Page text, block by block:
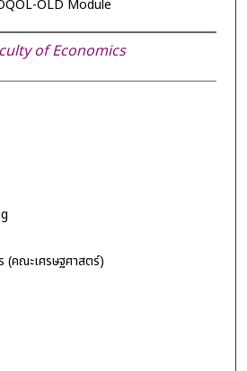
OLD Module
of Economics
คณะเศรษฐศาสตร์)